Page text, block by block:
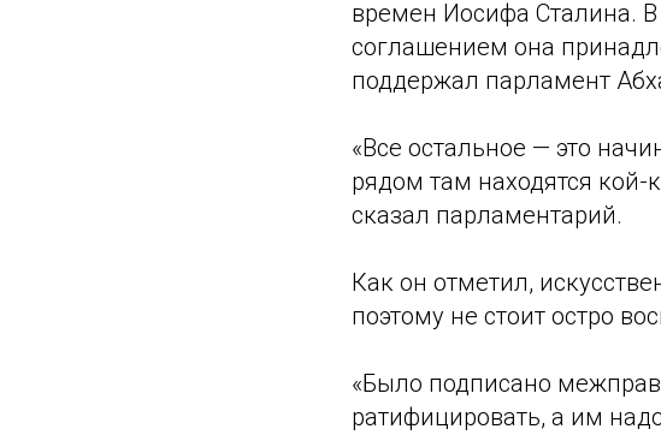
времен Иосифа Сталина.
соглашением она
поддержал парламент
«Все остальное — это
рядом там находятся кой-
сказал парламентарий.
Как он отметил,
поэтому не стоит остро
«Было подписано
ратифицировать, а им